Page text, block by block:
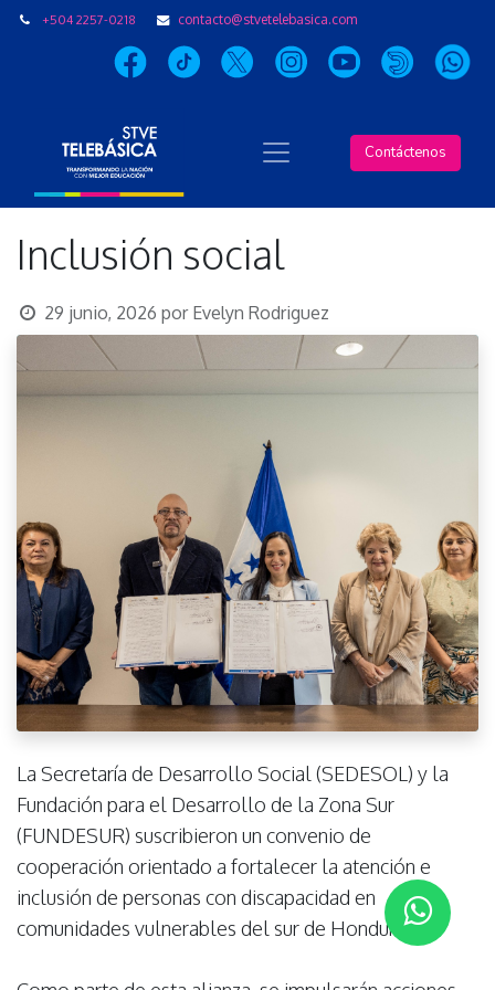
+504 2257-0218 contacto@stvetelebasica.com
Contáctenos
Inclusión social
29 junio, 2026 por Evelyn Rodriguez
La Secretaría de Desarrollo Social (SEDESOL) y la
Fundación para el Desarrollo de la Zona Sur
(FUNDESUR) suscribieron un convenio de
cooperación orientado a fortalecer la atención e
inclusión de personas con discapacidad en
comunidades vulnerables del sur de Honduras.